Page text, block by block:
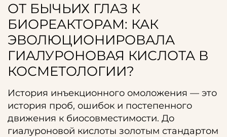
ОТ БЫЧЬИХ ГЛАЗ К
БИОРЕАКТОРАМ: КАК
ЭВОЛЮЦИОНИРОВАЛА
ГИАЛУРОНОВАЯ КИСЛОТА В
КОСМЕТОЛОГИИ?
История инъекционного омоложения — это
история проб, ошибок и постепенного
движения к биосовместимости. До
гиалуроновой кислоты золотым стандартом